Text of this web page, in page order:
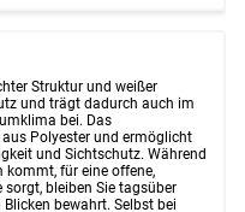
Struktur und weißer
und trägt dadurch auch im
bei. Das
Polyester und ermöglicht
und Sichtschutz. Während
kommt, für eine offene,
bleiben Sie tagsüber
bewahrt. Selbst bei